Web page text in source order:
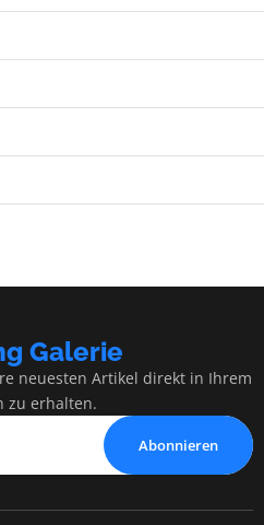
Galerie
neuesten Artikel direkt in Ihrem
zu erhalten.
Abonnieren